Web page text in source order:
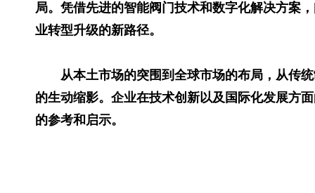
局。凭借先进的智能阀门技术和数字化解决方案
业转型升级的新路径。
从本土市场的突围到全球市场的布局，从传
的生动缩影。企业在技术创新以及国际化发展方
的参考和启示。